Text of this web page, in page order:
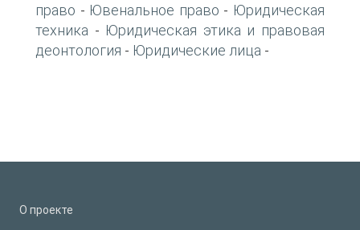
право - Ювенальное право - Юридическая
техника - Юридическая этика и правовая
деонтология - Юридические лица -
О проекте